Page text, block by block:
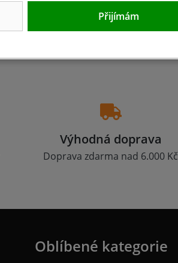
Výhodná doprava
Doprava zdarma nad 6.000 Kč
Oblíbené kategorie
Přijímám